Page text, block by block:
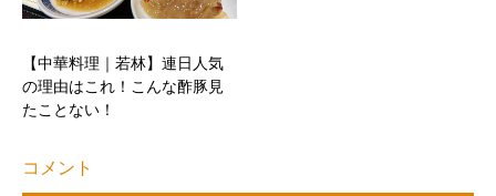
【中華料理｜若林】連日人気
の理由はこれ！こんな酢豚見
たことない！
コメント